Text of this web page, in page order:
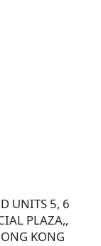
UNITS 5, 6
PLAZA,,
KONG